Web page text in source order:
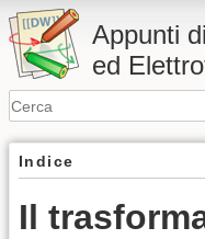
Appunti
ed
Indice
Il